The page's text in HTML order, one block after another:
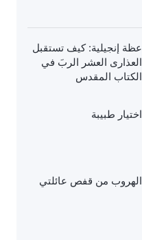
عظة إنجيلية: كيف تستقبل
العذارى العشر الربَ في
الكتاب المقدس
اختيار طبيبة
الهروب من قفص عائلتي